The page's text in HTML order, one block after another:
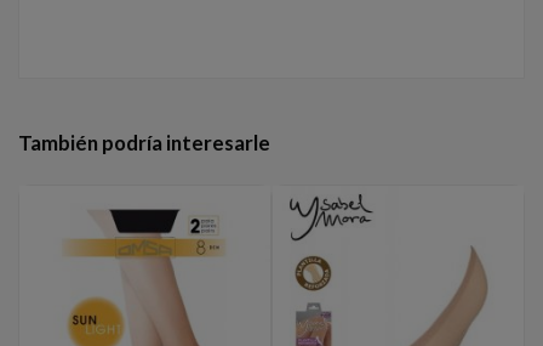
También podría interesarle